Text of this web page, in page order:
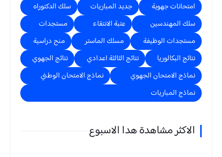
امتحانات جهوية
جديد المباريات
سلك الدكتوراه
سلك المهندسين
عتبة الانتقاء
مستجدات
مستجدات الوظيفة
مسلك الماستر
منح دراسية
نتائج البكالوريا
نتائج الثالثة اعدادي
نتائج الجهوي
نماذج الامتحان الجهوي
نماذج الامتحان الوطني
نماذج المباريات
الاكثر مشاهدة هدا الاسبوع